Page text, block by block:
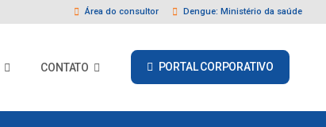
Área do consultor Dengue: Ministério da saúde
CONTATO PORTAL CORPORATIVO